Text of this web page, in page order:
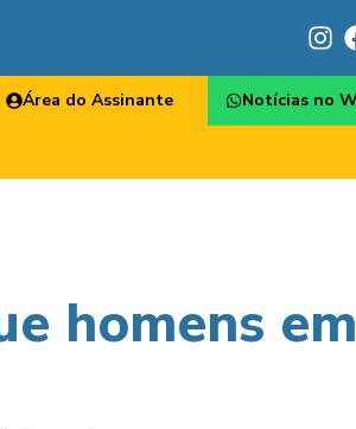
Área do Assinante Notícias no
homens em